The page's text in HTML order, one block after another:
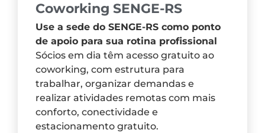
Coworking SENGE-RS
Use a sede do SENGE-RS como ponto
de apoio para sua rotina profissional
Sócios em dia têm acesso gratuito ao
coworking, com estrutura para
trabalhar, organizar demandas e
realizar atividades remotas com mais
conforto, conectividade e
estacionamento gratuito.